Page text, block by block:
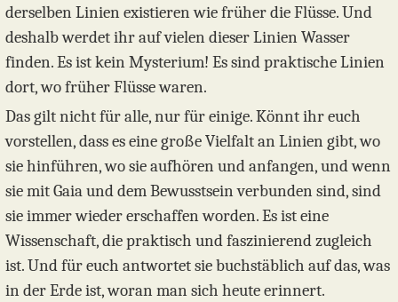
derselben Linien existieren wie früher die Flüsse. Und
deshalb werdet ihr auf vielen dieser Linien Wasser
finden. Es ist kein Mysterium! Es sind praktische Linien
dort, wo früher Flüsse waren.
Das gilt nicht für alle, nur für einige. Könnt ihr euch
vorstellen, dass es eine große Vielfalt an Linien gibt, wo
sie hinführen, wo sie aufhören und anfangen, und wenn
sie mit Gaia und dem Bewusstsein verbunden sind, sind
sie immer wieder erschaffen worden. Es ist eine
Wissenschaft, die praktisch und faszinierend zugleich
ist. Und für euch antwortet sie buchstäblich auf das, was
in der Erde ist, woran man sich heute erinnert.